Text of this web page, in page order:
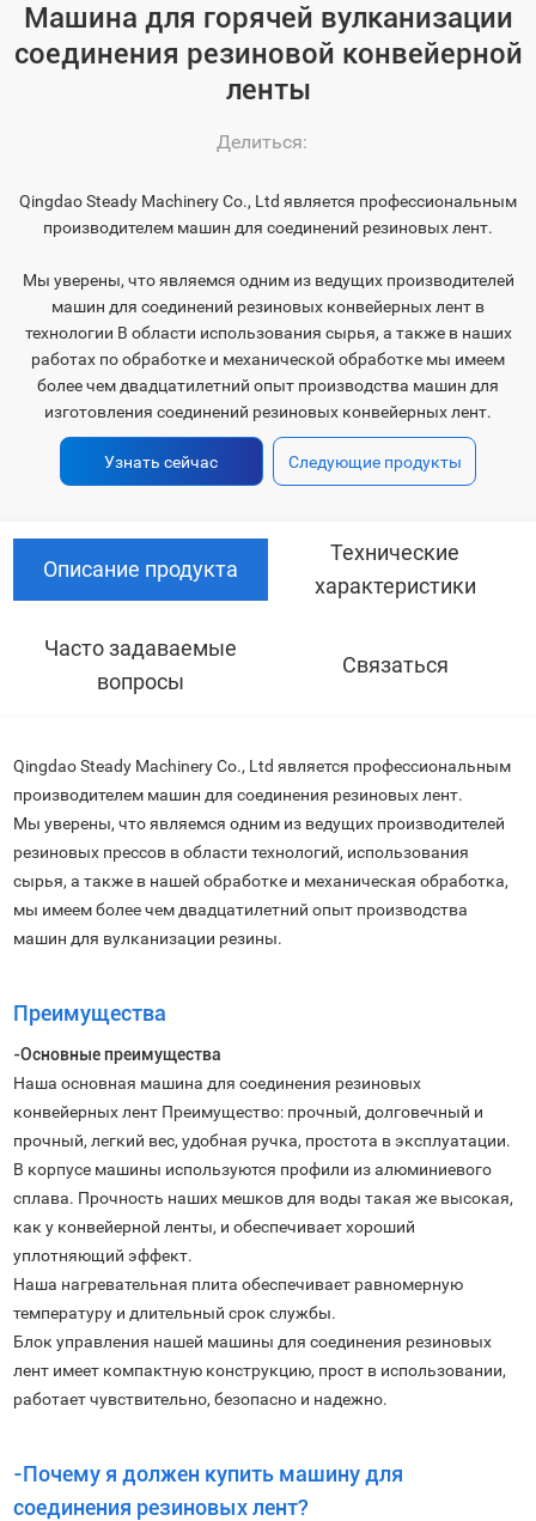
Машина для горячей вулканизации
соединения резиновой конвейерной
ленты
Делиться:
Qingdao Steady Machinery Co., Ltd является профессиональным
производителем машин для соединений резиновых лент.
Мы уверены, что являемся одним из ведущих производителей
машин для соединений резиновых конвейерных лент в
технологии В области использования сырья, а также в наших
работах по обработке и механической обработке мы имеем
более чем двадцатилетний опыт производства машин для
изготовления соединений резиновых конвейерных лент.
Узнать сейчас Следующие продукты
Описание продукта
Технические
характеристики
Часто задаваемые
вопросы
Связаться
Qingdao Steady Machinery Co., Ltd является профессиональным
производителем машин для соединения резиновых лент.
Мы уверены, что являемся одним из ведущих производителей
резиновых прессов в области технологий, использования
сырья, а также в нашей обработке и механическая обработка,
мы имеем более чем двадцатилетний опыт производства
машин для вулканизации резины.
Преимущества
-Основные преимущества
Наша основная машина для соединения резиновых
конвейерных лент Преимущество: прочный, долговечный и
прочный, легкий вес, удобная ручка, простота в эксплуатации.
В корпусе машины используются профили из алюминиевого
сплава. Прочность наших мешков для воды такая же высокая,
как у конвейерной ленты, и обеспечивает хороший
уплотняющий эффект.
Наша нагревательная плита обеспечивает равномерную
температуру и длительный срок службы.
Блок управления нашей машины для соединения резиновых
лент имеет компактную конструкцию, прост в использовании,
работает чувствительно, безопасно и надежно.
-Почему я должен купить машину для
соединения резиновых лент?